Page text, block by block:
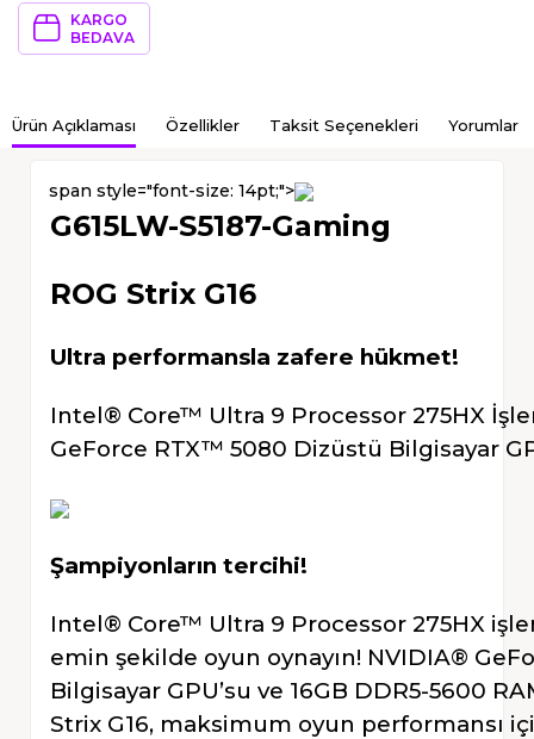
KARGO
BEDAVA
Ürün Açıklaması Özellikler Taksit Seçenekleri Yorumlar
span style="font-size: 14pt;">
G615LW-S5187-Gaming
ROG Strix G16
Ultra performansla zafere hükmet!
Intel® Core™ Ultra 9 Processor 275HX
GeForce RTX™ 5080 Dizüstü Bilgisayar
Şampiyonların tercihi!
Intel® Core™ Ultra 9 Processor 275HX
emin şekilde oyun oynayın! NVIDIA®
Bilgisayar GPU’su ve 16GB DDR5-5600
Strix G16, maksimum oyun performansı